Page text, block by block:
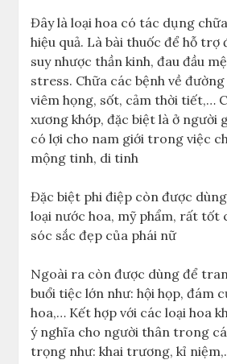
Đây là loại hoa có tác dụng
hiệu quả. Là bài thuốc để hỗ
suy nhược thần kinh, đau đầu
stress. Chữa các bệnh về
viêm họng, sốt, cảm thời tiết,…
xương khớp, đặc biệt là ở người
có lợi cho nam giới trong việc
mộng tinh, di tinh
Đặc biệt phi điệp còn được
loại nước hoa, mỹ phẩm, rất tốt
sóc sắc đẹp của phái nữ
Ngoài ra còn được dùng để
buổi tiệc lớn như: hội họp, đám
hoa,… Kết hợp với các loại hoa
ý nghĩa cho người thân trong
trọng như: khai trương, kỉ